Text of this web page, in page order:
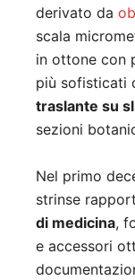
derivato da
scala
in ottone con
più sofisticati
traslante su
sezioni
Nel primo
strinse
di medicina,
e accessori